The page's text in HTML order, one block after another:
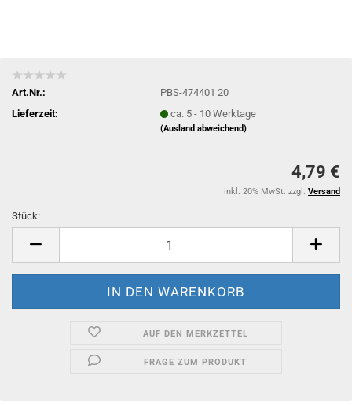
Art.Nr.:
PBS-474401 20
Lieferzeit:
ca. 5 - 10 Werktage
(Ausland abweichend)
4,79 €
inkl. 20% MwSt. zzgl. Versand
Stück:
AUF DEN MERKZETTEL
FRAGE ZUM PRODUKT